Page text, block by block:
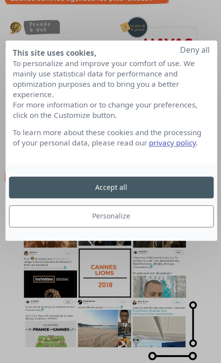
This site uses cookies,
To personalize and improve your comfort of use. We
mainly use statistical data for performance and
optimization purposes and to bring you a better
experience.
For more information or to change your preferences,
click on the Customize button.
To learn more about these cookies and the processing
of your personal data, please read our privacy policy.
Personalize
Deny all
Accept all